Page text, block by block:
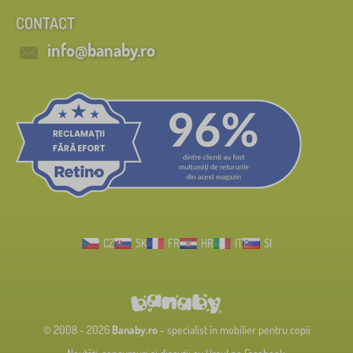
CONTACT
info@banaby.ro
CZ SK FR HR IT SI
© 2008 - 2026 Banaby.ro- specialist în mobilier pentru copii